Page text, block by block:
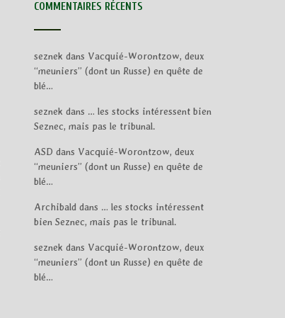
COMMENTAIRES RÉCENTS
seznek dans Vacquié-Worontzow, deux
“meuniers” (dont un Russe) en quête de
blé…
seznek dans … les stocks intéressent bien
Seznec, mais pas le tribunal.
ASD dans Vacquié-Worontzow, deux
“meuniers” (dont un Russe) en quête de
blé…
Archibald dans … les stocks intéressent
bien Seznec, mais pas le tribunal.
seznek dans Vacquié-Worontzow, deux
“meuniers” (dont un Russe) en quête de
blé…